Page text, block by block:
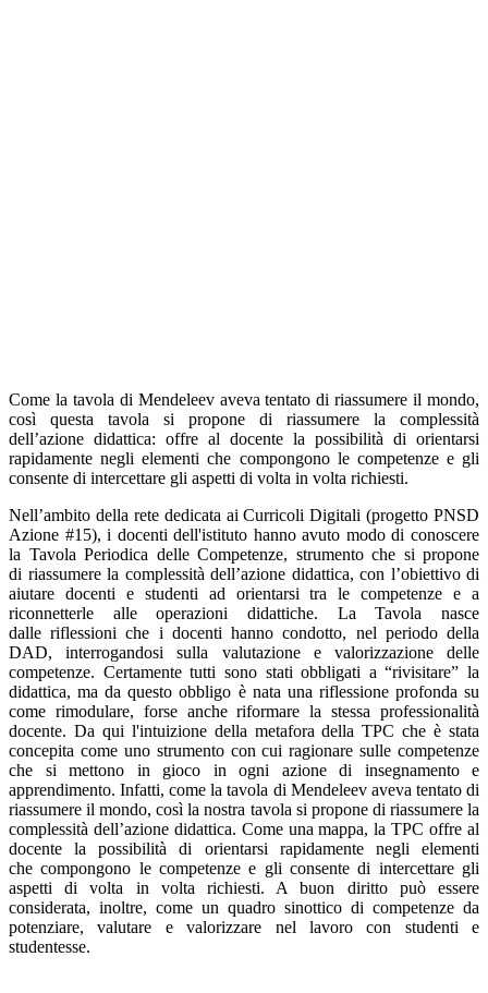
Come la tavola di Mendeleev aveva tentato di riassumere il mondo,
così questa tavola si propone di riassumere la complessità
dell’azione didattica: offre al docente la possibilità di orientarsi
rapidamente negli elementi che compongono le competenze e gli
consente di intercettare gli aspetti di volta in volta richiesti.
Nell’ambito della rete dedicata ai Curricoli Digitali (progetto PNSD
Azione #15), i docenti dell'istituto hanno avuto modo di conoscere
la Tavola Periodica delle Competenze, strumento che si propone
di riassumere la complessità dell’azione didattica, con l’obiettivo di
aiutare docenti e studenti ad orientarsi tra le competenze e a
riconnetterle alle operazioni didattiche. La Tavola nasce
dalle riflessioni che i docenti hanno condotto, nel periodo della
DAD, interrogandosi sulla valutazione e valorizzazione delle
competenze. Certamente tutti sono stati obbligati a “rivisitare” la
didattica, ma da questo obbligo è nata una riflessione profonda su
come rimodulare, forse anche riformare la stessa professionalità
docente. Da qui l'intuizione della metafora della TPC che è stata
concepita come uno strumento con cui ragionare sulle competenze
che si mettono in gioco in ogni azione di insegnamento e
apprendimento. Infatti, come la tavola di Mendeleev aveva tentato di
riassumere il mondo, così la nostra tavola si propone di riassumere la
complessità dell’azione didattica. Come una mappa, la TPC offre al
docente la possibilità di orientarsi rapidamente negli elementi
che compongono le competenze e gli consente di intercettare gli
aspetti di volta in volta richiesti. A buon diritto può essere
considerata, inoltre, come un quadro sinottico di competenze da
potenziare, valutare e valorizzare nel lavoro con studenti e
studentesse.